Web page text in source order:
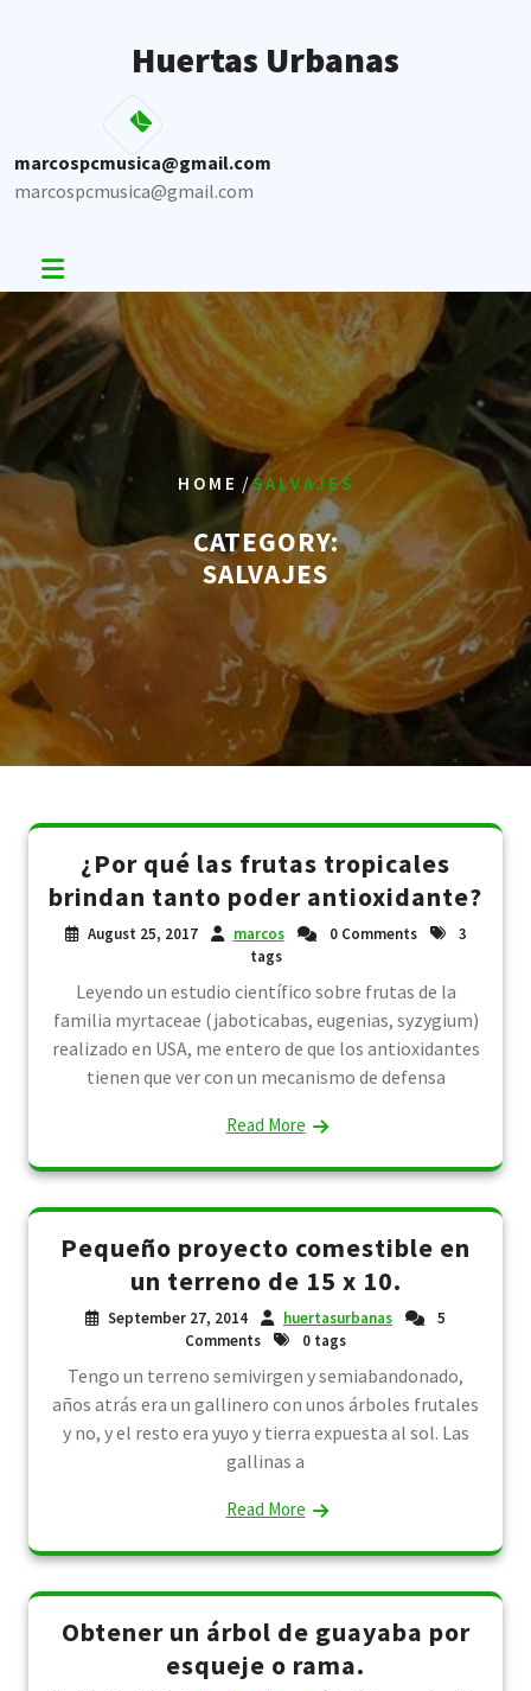
Huertas Urbanas
marcospcmusica@gmail.com
marcospcmusica@gmail.com
HOME /SALVAJES
CATEGORY:
SALVAJES
¿Por qué las frutas tropicales
brindan tanto poder antioxidante?
August 25, 2017 marcos 0 Comments
3
tags
Leyendo un estudio científico sobre frutas de la
familia myrtaceae (jaboticabas, eugenias, syzygium)
realizado en USA, me entero de que los antioxidantes
tienen que ver con un mecanismo de defensa
Read More
Pequeño proyecto comestible en
un terreno de 15 x 10.
September 27, 2014 huertasurbanas
5
Comments
0 tags
Tengo un terreno semivirgen y semiabandonado,
años atrás era un gallinero con unos árboles frutales
y no, y el resto era yuyo y tierra expuesta al sol. Las
gallinas a
Read More
Obtener un árbol de guayaba por
esqueje o rama.